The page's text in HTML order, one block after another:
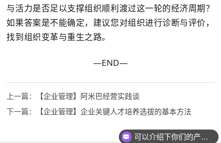
与活力是否足以支撑组织顺利渡过这一轮的经济周期？
如果答案是不能确定，建议您对组织进行诊断与评价，
找到组织变革与重生之路。
—END—
上一篇：
【企业管理】阿米巴经营实践谈
下一篇：
【企业管理】企业关键人才培养选拔的基本方法
可以介绍下你们的产品么？